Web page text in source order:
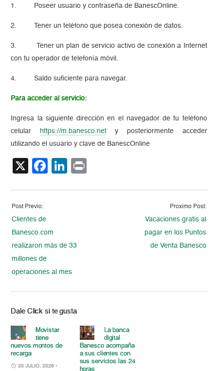
1. Poseer usuario y contraseña de BanescOnline.
2. Tener un teléfono que posea conexión de datos.
3. Tener un plan de servicio activo de conexión a Internet
con tu operador de telefonía móvil.
4. Saldo suficiente para navegar.
Para acceder al servicio:
Ingresa la siguiente dirección en el navegador de tu teléfono
celular
https://m.banesco.nety posteriormente acceder
utilizando el usuario y clave de BanescOnline
X Facebook
LinkedIn
Post Previo:
Clientes de
Banesco.com
realizaron más de 33
millones de
operaciones al mes
Proximo Post:
Vacaciones gratis al
pagar en los Puntos
de Venta Banesco
Dale Click si te gusta
Movistar
tiene
nuevos montos de
recarga
20 JULIO, 2026 •
La banca
digital
Banesco acompaña
a sus clientes con
sus servicios las 24
horas